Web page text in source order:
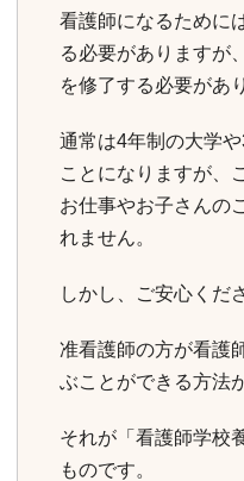
看護師になるために
る必要がありますが
を修了する必要があ
通常は4年制の大学
ことになりますが、
お仕事やお子さんの
れません。
しかし、ご安心くだ
准看護師の方が看護
ぶことができる方法
それが「看護師学校
ものです。